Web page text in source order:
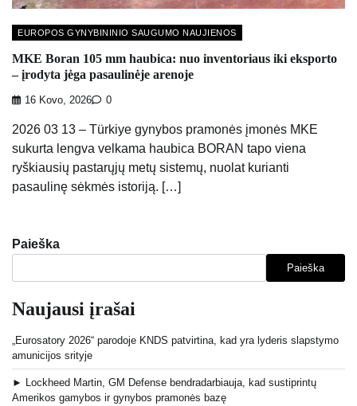
EUROPOS GYNYBININIO SAUGUMO NAUJIENOS
MKE Boran 105 mm haubica: nuo inventoriaus iki eksporto
– įrodyta jėga pasaulinėje arenoje
16 Kovo, 2026 0
2026 03 13 – Türkiye gynybos pramonės įmonės MKE
sukurta lengva velkama haubica BORAN tapo viena
ryškiausių pastarųjų metų sistemų, nuolat kurianti
pasaulinę sėkmės istoriją. […]
Paieška
Paieška
Naujausi įrašai
„Eurosatory 2026“ parodoje KNDS patvirtina, kad yra lyderis slapstymo
amunicijos srityje
► Lockheed Martin, GM Defense bendradarbiauja, kad sustiprintų
Amerikos gamybos ir gynybos pramonės bazę